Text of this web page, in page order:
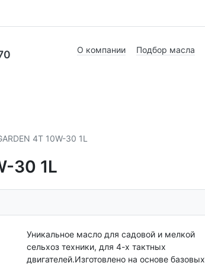
О компании Подбор масла
4T 10W-30 1L
30 1L
Уникальное масло для садовой и мелкой
сельхоз техники, для 4-х тактных
двигателей.Изготовлено на основе базовых